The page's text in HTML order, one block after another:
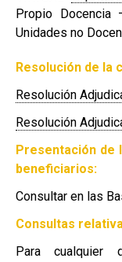
Propio Docencia
Unidades no
Resolución de la
Resolución
Resolución
Presentación de
beneficiarios:
Consultar en las
Consultas
Para cualquier